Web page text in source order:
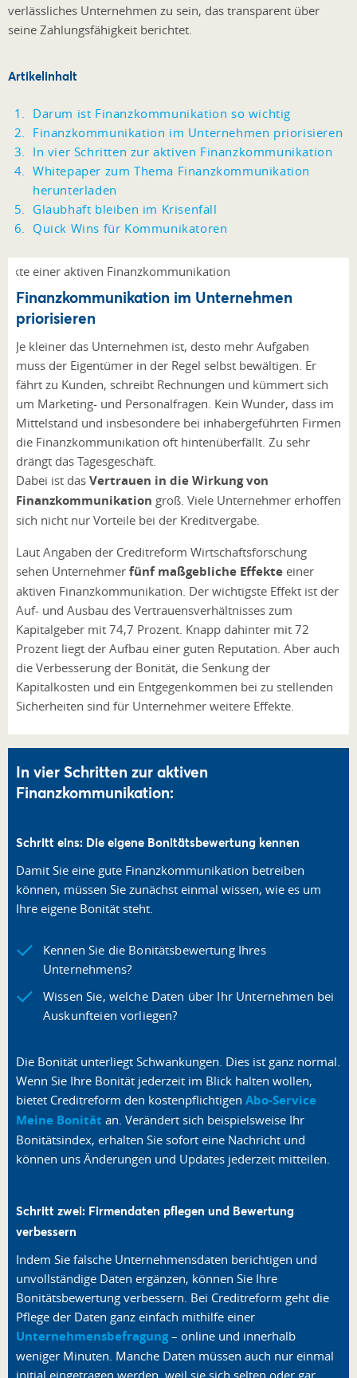
verlässliches Unternehmen zu sein, das transparent über
seine Zahlungsfähigkeit berichtet.
Artikelinhalt
Darum ist Finanzkommunikation so wichtig
Finanzkommunikation im Unternehmen priorisieren
In vier Schritten zur aktiven Finanzkommunikation
Whitepaper zum Thema Finanzkommunikation
herunterladen
Glaubhaft bleiben im Krisenfall
Quick Wins für Kommunikatoren
Finanzkommunikation im Unternehmen
priorisieren
Je kleiner das Unternehmen ist, desto mehr Aufgaben
muss der Eigentümer in der Regel selbst bewältigen. Er
fährt zu Kunden, schreibt Rechnungen und kümmert sich
um Marketing- und Personalfragen. Kein Wunder, dass im
Mittelstand und insbesondere bei inhabergeführten Firmen
die Finanzkommunikation oft hintenüberfällt. Zu sehr
drängt das Tagesgeschäft.
Dabei ist das Vertrauen in die Wirkung von
Finanzkommunikation groß. Viele Unternehmer erhoffen
sich nicht nur Vorteile bei der Kreditvergabe.
Laut Angaben der Creditreform Wirtschaftsforschung
sehen Unternehmer fünf maßgebliche Effekte einer
aktiven Finanzkommunikation. Der wichtigste Effekt ist der
Auf- und Ausbau des Vertrauensverhältnisses zum
Kapitalgeber mit 74,7 Prozent. Knapp dahinter mit 72
Prozent liegt der Aufbau einer guten Reputation. Aber auch
die Verbesserung der Bonität, die Senkung der
Kapitalkosten und ein Entgegenkommen bei zu stellenden
Sicherheiten sind für Unternehmer weitere Effekte.
In vier Schritten zur aktiven
Finanzkommunikation:
Schritt eins: Die eigene Bonitätsbewertung kennen
Damit Sie eine gute Finanzkommunikation betreiben
können, müssen Sie zunächst einmal wissen, wie es um
Ihre eigene Bonität steht.
Kennen Sie die Bonitätsbewertung Ihres
Unternehmens?
Wissen Sie, welche Daten über Ihr Unternehmen bei
Auskunfteien vorliegen?
Die Bonität unterliegt Schwankungen. Dies ist ganz normal.
Wenn Sie Ihre Bonität jederzeit im Blick halten wollen,
bietet Creditreform den kostenpflichtigen Abo-Service
Meine Bonität an. Verändert sich beispielsweise Ihr
Bonitätsindex, erhalten Sie sofort eine Nachricht und
können uns Änderungen und Updates jederzeit mitteilen.
Schritt zwei: Firmendaten pflegen und Bewertung
verbessern
Indem Sie falsche Unternehmensdaten berichtigen und
unvollständige Daten ergänzen, können Sie Ihre
Bonitätsbewertung verbessern. Bei Creditreform geht die
Pflege der Daten ganz einfach mithilfe einer
Unternehmensbefragung– online und innerhalb
weniger Minuten. Manche Daten müssen auch nur einmal
initial eingetragen werden, weil sie sich selten oder gar